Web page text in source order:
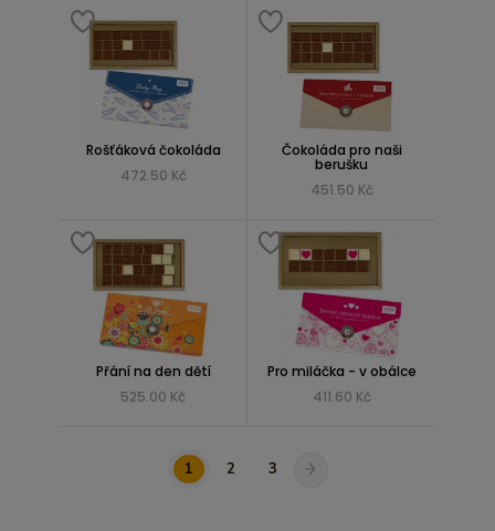
Rošťáková čokoláda
472.50 Kč
Čokoláda pro naši
berušku
451.50 Kč
Přání na den dětí
525.00 Kč
Pro miláčka - v obálce
411.60 Kč
1 2 3